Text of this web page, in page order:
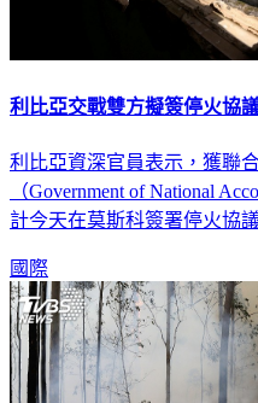
利比亞交戰雙方擬簽停火協
利比亞資深官員表示，獲聯
（Government of National
計今天在莫斯科簽署停火協
國際